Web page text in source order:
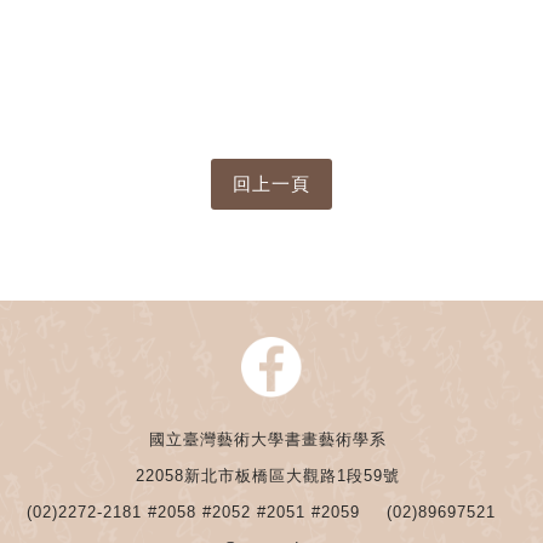
國立臺灣藝術大學書畫藝術學系
22058新北市板橋區大觀路1段59號
(02)2272-2181 #2058 #2052 #2051 #2059 (02)89697521